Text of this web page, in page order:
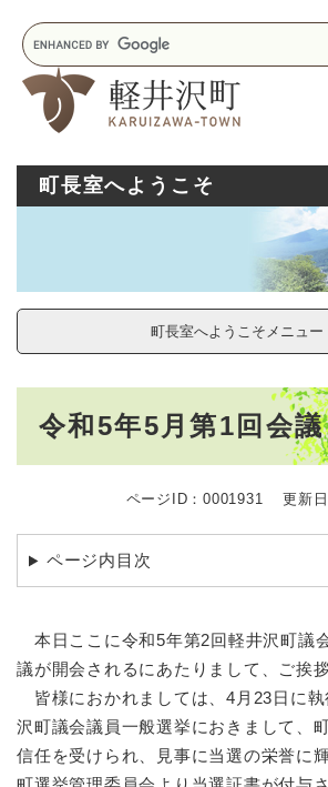
キ
ー
ワ
町長室へようこそ
町長室へようこそメニュー
令和5年5月第1回会
ページID：0001931 更新
ページ内目次
本日ここに令和5年第2回軽井沢町議
議が開会されるにあたりまして、ご挨
皆様におかれましては、4月23日に
沢町議会議員一般選挙におきまして、
信任を受けられ、見事に当選の栄誉に